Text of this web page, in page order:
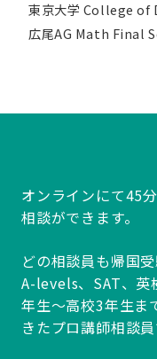
東京大学 College of
広尾AG Math Final
オンラインにて45
相談ができます。
どの相談員も帰国
A-levels、SAT、英
年生～高校3年生ま
きたプロ講師相談員